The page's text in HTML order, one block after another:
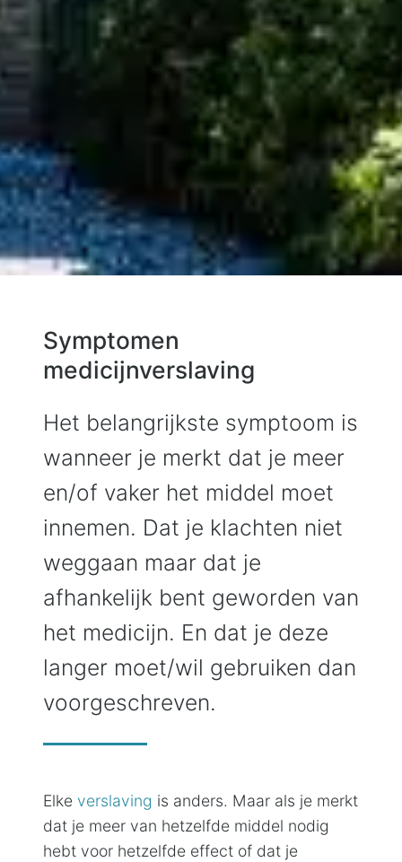
Symptomen
medicijnverslaving
Het belangrijkste symptoom is
wanneer je merkt dat je meer
en/of vaker het middel moet
innemen. Dat je klachten niet
weggaan maar dat je
afhankelijk bent geworden van
het medicijn. En dat je deze
langer moet/wil gebruiken dan
voorgeschreven.
Elke verslaving is anders. Maar als je merkt
dat je meer van hetzelfde middel nodig
hebt voor hetzelfde effect of dat je